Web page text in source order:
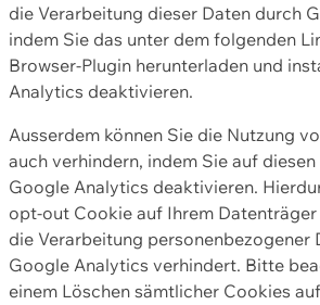
die Verarbeitung dieser Daten durch
indem Sie das unter dem folgenden
Browser-Plugin herunterladen und
Analytics deaktivieren.
Ausserdem können Sie die Nutzung
auch verhindern, indem Sie auf
Google Analytics deaktivieren.
opt-out Cookie auf Ihrem
die Verarbeitung personenbezogener
Google Analytics verhindert. Bitte
einem Löschen sämtlicher Cookies